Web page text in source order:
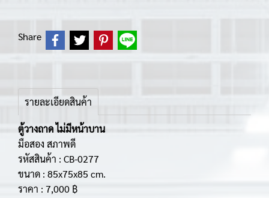
Share
รายละเอียดสินค้า
ตู้วางถาด ไม่มีหน้าบาน
มือสอง สภาพดี
รหัสสินค้า : CB-0277
ขนาด : 85x75x85 cm.
ราคา : 7,000 ฿